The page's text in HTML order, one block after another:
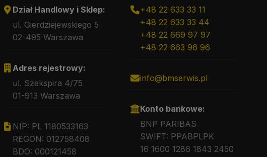
Dział Handlowy i Sklep:
ul. Gierdziejewskiego 5
02-495 Warszawa
Adres rejestrowy:
ul. Szekspira 4/75
01-913 Warszawa
NIP: PL 1180533163
REGON: 012758408
BDO: 000121458
+48 22 633 33 11
+48 22 633 33 44
+48 22 669 97 97
+48 22 663 96 96
info@bmserwis.pl
Konto bankowe:
BNP PARIBAS
SWIFT: PPABPLPK
16 1600 1286 1843 2450